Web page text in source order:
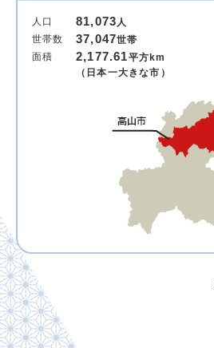
人口 81,073人
世帯数
37,047世帯
面積
2,177.61平方km
（日本一大きな市）